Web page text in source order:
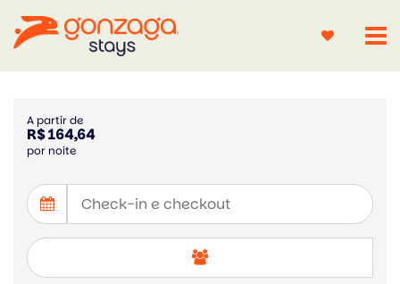
A partir de
R$ 164,64
por noite